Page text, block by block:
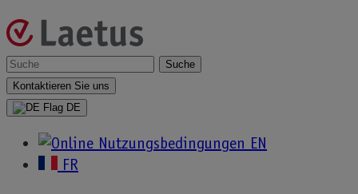
Direkt
zum
Inhalt
Laetus-
Germany
Suche
nach:
Kontaktieren Sie uns
DE
EN
FR